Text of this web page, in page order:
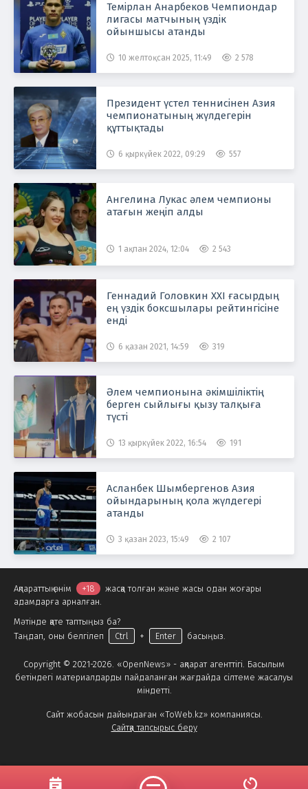
Темірлан Анарбеков Чемпиондар
лигасы матчының үздік
ойыншысы атанды
10 желтоқсан 2025, 11:49 2 578
Президент үстел теннисінен Азия
чемпионатының жүлдегерін
құттықтады
6 қыркүйек 2022, 09:29 557
Ангелина Лукас әлем чемпионы
атағын жеңіп алды
1 ақпан 2024, 12:04 2 543
Геннадий Головкин ХХІ ғасырдың
ең үздік боксшылары рейтингісіне
енді
6 қазан 2021, 14:59 319
Әлем чемпионына әкімшіліктің
берген сыйлығы қызу талқыға
түсті
13 қыркүйек 2022, 16:54 191
Асланбек Шымбергенов Азия
ойындарының қола жүлдегері
атанды
3 қазан 2023, 15:49 2 107
Copyright © 2021-2026. «OpenNews» - ақпарат агенттігі. Басылым
бетіндегі материалдарды пайдаланған жағдайда сілтеме жасалуы
міндетті.
Сайт жобасын дайындаған «ToWeb.kz» компаниясы.
Сайтқа тапсырыс беру
Ақпараттық өнім +18
жасқа толған және жасы одан жоғары
адамдарға арналған.
Мәтінде қате таптыңыз ба?
Таңдап, оны белгілеп
Ctrl + Enter басыңыз.